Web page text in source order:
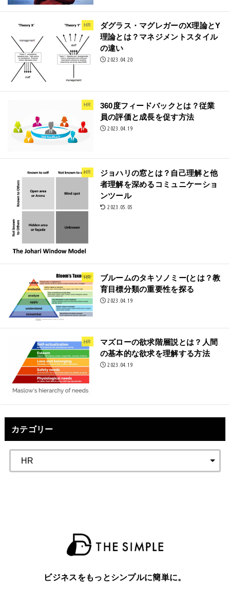
HR
ダグラス・マグレガーのX理論とY
理論とは？マネジメントスタイル
の違い
2023.04.20
HR
360度フィードバックとは？従業
員の評価と成長を促す方法
2023.04.19
HR
ジョハリの窓とは？自己理解と他
者理解を深めるコミュニケーショ
ンツール
2023.05.05
HR
ブルームのタキソノミー(とは？教
育目標分類の重要性を探る
2023.04.19
HR
マズローの欲求階層説とは？人間
の基本的な欲求を理解する方法
2023.04.19
カテゴリー
ビジネスをもっとシンプルに簡単に。